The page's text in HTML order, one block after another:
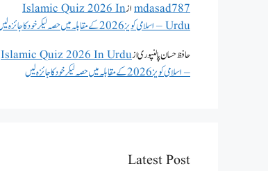
mdasad787ازIslamic Quiz 2026 In
Urdu – اسلامی کویز 2026 کے مقابلہ میں حصہ لیکر خود کا جائزہ لیں
حافظ حسان پالنپوریازIslamic Quiz 2026 In Urdu
– اسلامی کویز 2026 کے مقابلہ میں حصہ لیکر خود کا جائزہ لیں
Latest Post